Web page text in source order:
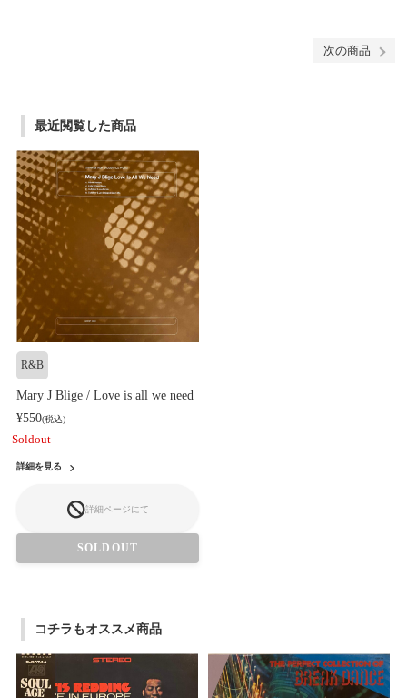
次の商品
最近閲覧した商品
R&B
Mary J Blige / Love is all we need
¥550(税込)
Soldout
詳細を見る
詳細ページにて
SOLDOUT
コチラもオススメ商品